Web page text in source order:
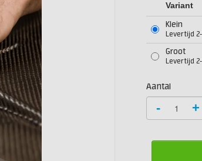
Variant
Klein
Levertijd
Groot
Levertijd
Aantal
- +